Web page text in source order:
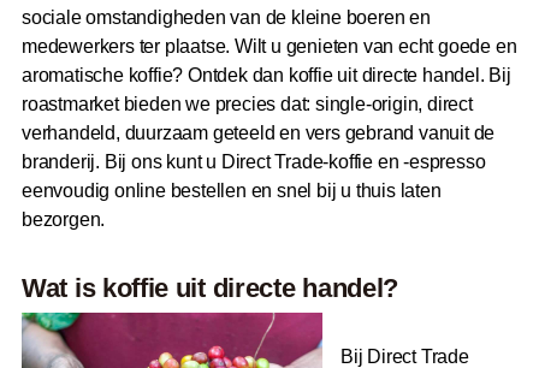
sociale omstandigheden van de kleine boeren en
medewerkers ter plaatse. Wilt u genieten van echt goede en
aromatische koffie? Ontdek dan koffie uit directe handel. Bij
roastmarket bieden we precies dat: single-origin, direct
verhandeld, duurzaam geteeld en vers gebrand vanuit de
branderij. Bij ons kunt u Direct Trade-koffie en -espresso
eenvoudig online bestellen en snel bij u thuis laten
bezorgen.
Wat is koffie uit directe handel?
Bij Direct Trade